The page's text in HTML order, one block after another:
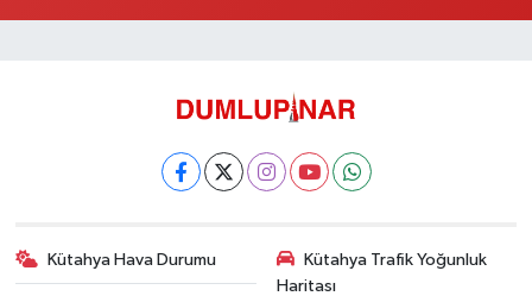
Kütahya Hava Durumu
Kütahya Trafik Yoğunluk
Haritası